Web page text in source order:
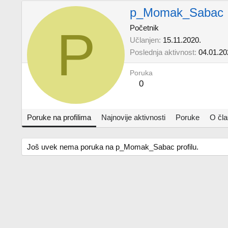
P
p_Momak_Sabac
Početnik
Učlanjen 15.11.2020.
Poslednja aktivnost
Poruka
0
Poruke na profilima Najnovije aktivnosti Poruke O
Još uvek nema poruka na p_Momak_Sabac profilu.